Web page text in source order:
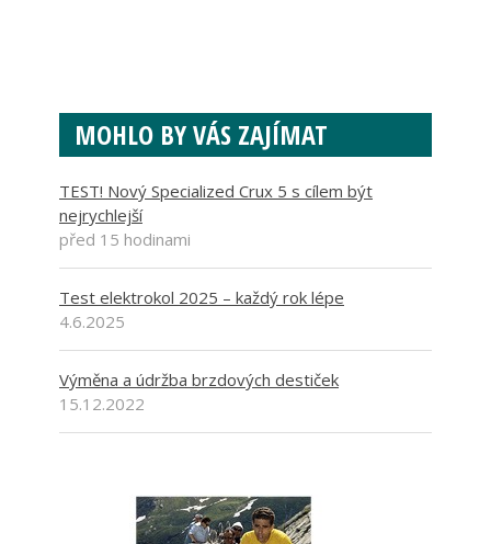
MOHLO BY VÁS ZAJÍMAT
TEST! Nový Specialized Crux 5 s cílem být
nejrychlejší
před 15 hodinami
Test elektrokol 2025 – každý rok lépe
4.6.2025
Výměna a údržba brzdových destiček
15.12.2022